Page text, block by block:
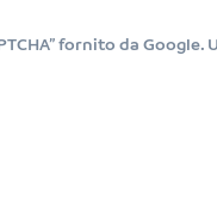
fornito da